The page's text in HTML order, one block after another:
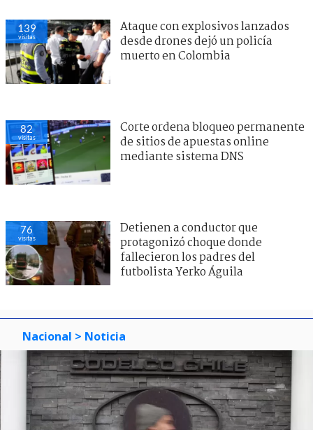
139
visitas
Ataque con explosivos lanzados
desde drones dejó un policía
muerto en Colombia
82
visitas
Corte ordena bloqueo permanente
de sitios de apuestas online
mediante sistema DNS
76
visitas
Detienen a conductor que
protagonizó choque donde
fallecieron los padres del
futbolista Yerko Águila
Nacional > Noticia